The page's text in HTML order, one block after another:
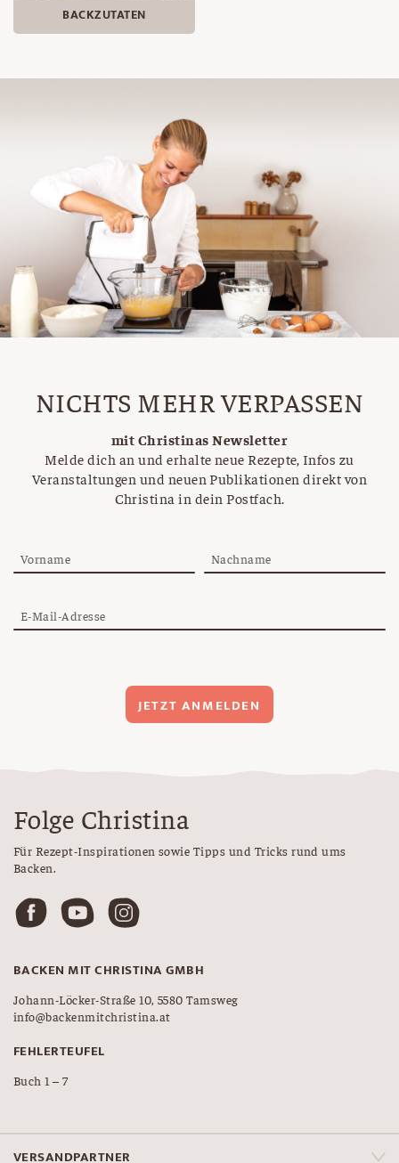
BACKZUTATEN
NICHTS MEHR VERPASSEN
mit Christinas Newsletter
Melde dich an und erhalte neue Rezepte, Infos zu
Veranstaltungen und neuen Publikationen direkt von
Christina in dein Postfach.
Vorname Nachname
E-Mail-Adresse
JETZT ANMELDEN
Folge Christina
Für Rezept-Inspirationen sowie Tipps und Tricks rund ums
Backen.
BACKEN MIT CHRISTINA GMBH
Johann-Löcker-Straße 10, 5580 Tamsweg
info@backenmitchristina.at
FEHLERTEUFEL
Buch 1 – 7
VERSANDPARTNER